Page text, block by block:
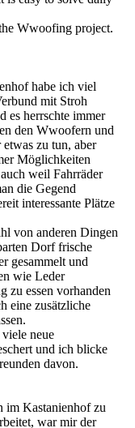
Wwoofing project.
habe ich viel
mit Stroh
es herrschte immer
den Wwoofern und
zu tun, aber
Möglichkeiten
weil Fahrräder
die Gegend
interessante Plätze
von anderen Dingen
Dorf frische
gesammelt und
wie Leder
zu essen vorhanden
eine zusätzliche
neue
und ich blicke
davon.
im Kastanienhof zu
war mir der